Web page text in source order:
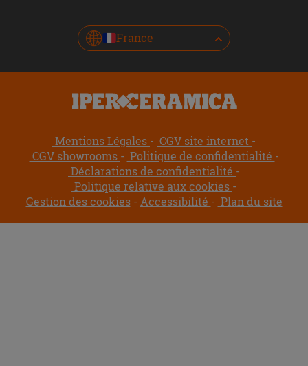
France
Mentions Légales
CGV site internet
CGV showrooms
Politique de confidentialité
Déclarations de confidentialité
Politique relative aux cookies
Gestion des cookies
Accessibilité Plan du site